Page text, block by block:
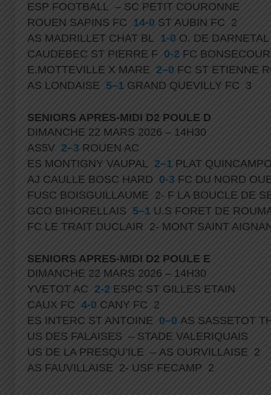
ESP FOOTBALL – SC PETIT COURONNE
ROUEN SAPINS FC 14-0 ST AUBIN FC 2
AS MADRILLET CHAT BL 1-0 O. DE
CAUDEBEC ST PIERRE F 0-2 FC
E.MOTTEVILLE X MARE 2–0 FC ST ETIENNE
AS LONDAISE 5–1 GRAND QUEVILLY FC 3
SENIORS APRES-MIDI D2 POULE D
DIMANCHE 22 MARS 2026 – 14H30
AS5V 2–3 ROUEN AC
ES MONTIGNY VAUPAL 2–1 PLAT
AJ CAULLE BOSC HARD 0-3 FC DU NORD
FUSC BOISGUILLAUME 2- F LA BOUCLE DE
GCO BIHORELLAIS 5–1 U.S FORET DE
FC LE TRAIT DUCLAIR 2- MONT SAINT
SENIORS APRES-MIDI D2 POULE E
DIMANCHE 22 MARS 2026 – 14H30
YVETOT AC 2-2 ESPC ST GILLES ETAIN
CAUX FC 4-0 CANY FC 2
ES INTERC ST ANTOINE 0–0 AS SASSETOT
US DES FALAISES – STADE VALERIQUAIS
US DE LA PRESQU’ILE – AS OURVILLAISE 2
AS FAUVILLAISE 2- USF FECAMP 2